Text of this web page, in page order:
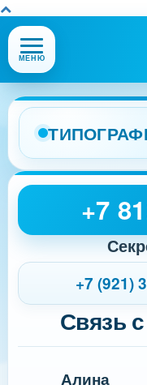
Открыть
или
меню
сайта
МЕНЮ
+7
+7 (921)
Связь
Алина